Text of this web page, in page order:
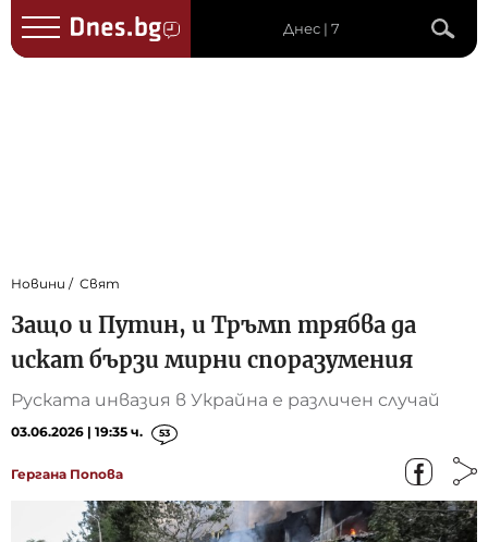
Днес | 7
Новини Свят
Защо и Путин, и Тръмп трябва да
искат бързи мирни споразумения
Руската инвазия в Украйна е различен случай
03.06.2026 | 19:35 ч. 53
Гергана Попова